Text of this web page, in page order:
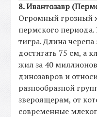
8. Ивантозавр
Огромный грозный
пермского периода.
тигра. Длина черепа
достигать 75 см, а
жил за 40
динозавров и
разнообразной
звероящерам, от
современные